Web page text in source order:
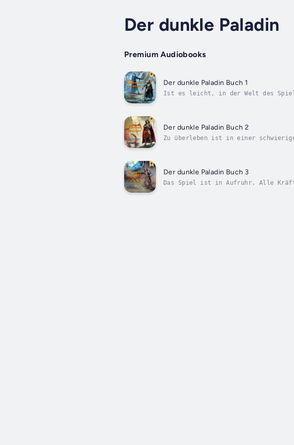
Der dunkle Paladin
Premium Audiobooks
Der dunkle Paladin Buch 1
Ist es leicht, in der Welt des Spiels
Der dunkle Paladin Buch 2
Zu überleben ist in einer
Der dunkle Paladin Buch 3
Das Spiel ist in Aufruhr. Alle